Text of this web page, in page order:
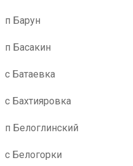
п Барун
п Басакин
с Батаевка
с Бахтияровка
п Белоглинский
с Белогорки